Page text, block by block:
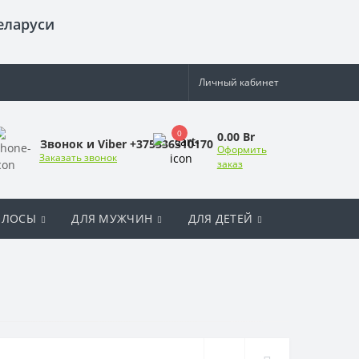
Личный кабинет
Звонок и Viber +375336310170
Заказать звонок
0 0.00 Br
Оформить
заказ
ДЛЯ МУЖЧИН ДЛЯ ДЕТЕЙ